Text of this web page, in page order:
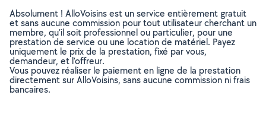
Absolument ! AlloVoisins est un service entièrement gratuit
et sans aucune commission pour tout utilisateur cherchant un
membre, qu’il soit professionnel ou particulier, pour une
prestation de service ou une location de matériel. Payez
uniquement le prix de la prestation, fixé par vous,
demandeur, et l’offreur.
Vous pouvez réaliser le paiement en ligne de la prestation
directement sur AlloVoisins, sans aucune commission ni frais
bancaires.